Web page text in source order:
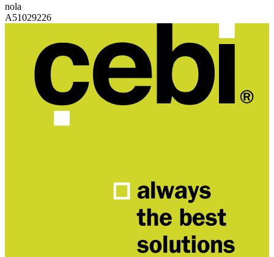
nola
A51029226